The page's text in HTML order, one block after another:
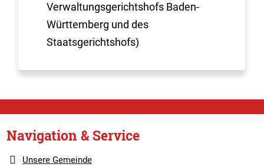
Verwaltungsgerichtshofs Baden-
Württemberg und des
Staatsgerichtshofs)
Navigation & Service
Unsere Gemeinde